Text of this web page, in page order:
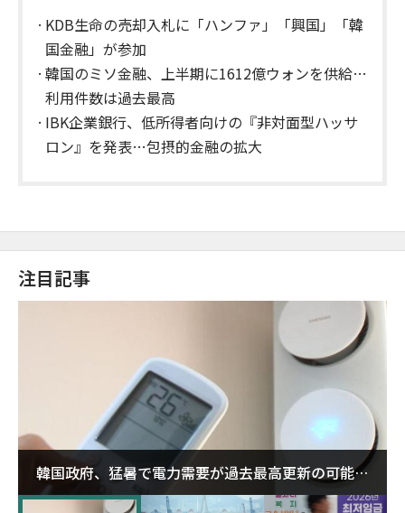
KDB生命の売却入札に「ハンファ」「興国」「韓
国金融」が参加
韓国のミソ金融、上半期に1612億ウォンを供給…
利用件数は過去最高
IBK企業銀行、低所得者向けの『非対面型ハッサ
ロン』を発表…包摂的金融の拡大
注目記事
韓国政府、猛暑で電力需要が過去最高更新の可能性